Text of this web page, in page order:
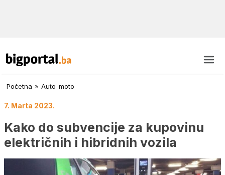
Početna » Auto-moto
7. Marta 2023.
Kako do subvencije za kupovinu
električnih i hibridnih vozila